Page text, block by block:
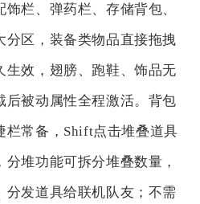
栏、弹药栏、存储背包、
分区，装备类物品直接拖拽
生效，翅膀、跑鞋、饰品无
后被动属性全程激活。背包
栏常备，Shift点击堆叠道具
堆功能可拆分堆叠数量，
分发道具给联机队友；不需